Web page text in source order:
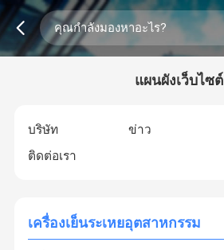
แผนผังเว็บไซต์
บริษัท ข่าว
ติดต่อเรา
เครื่องเย็นระเหยอุตสาหกรรม